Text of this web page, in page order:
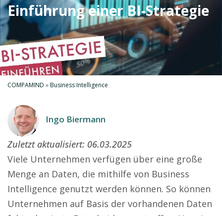
Einführung einer BI-Strategie
COMPAMIND »Business Intelligence
Ingo Biermann
Zuletzt aktualisiert: 06.03.2025
Viele Unternehmen verfügen über eine große
Menge an Daten, die mithilfe von Business
Intelligence genutzt werden können. So können
Unternehmen auf Basis der vorhandenen Daten